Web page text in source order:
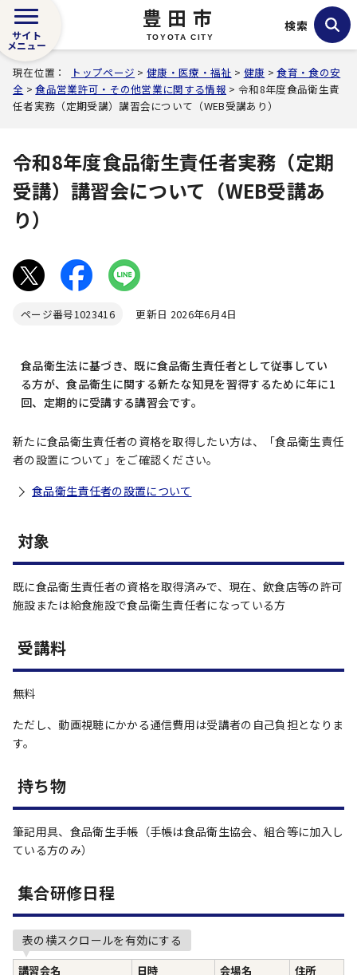
豊田市
TOYOTA CITY
サイト
メニュー
検索
現在位置： トップページ >健康・医療・福祉 > 健康 >食育・食の安
全 >食品営業許可・その他営業に関する情報 > 令和8年度食品衛生責
任者実務（定期受講）講習会について（WEB受講あり）
令和8年度食品衛生責任者実務（定期
受講）講習会について（WEB受講あ
り）
ページ番号1023416 更新日 2026年6月4日
食品衛生法に基づき、既に食品衛生責任者として従事してい
る方が、食品衛生に関する新たな知見を習得するために年に1
回、定期的に受講する講習会です。
新たに食品衛生責任者の資格を取得したい方は、「食品衛生責任
者の設置について」をご確認ください。
食品衛生責任者の設置について
対象
既に食品衛生責任者の資格を取得済みで、現在、飲食店等の許可
施設または給食施設で食品衛生責任者になっている方
受講料
無料
ただし、動画視聴にかかる通信費用は受講者の自己負担となりま
す。
持ち物
筆記用具、食品衛生手帳（手帳は食品衛生協会、組合等に加入し
ている方のみ）
集合研修日程
表の横スクロールを有効にする
講習会名 日時 会場名
住所